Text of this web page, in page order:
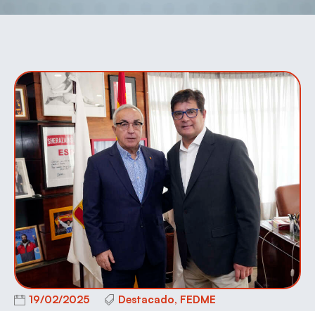
19/02/2025 Destacado, FEDME